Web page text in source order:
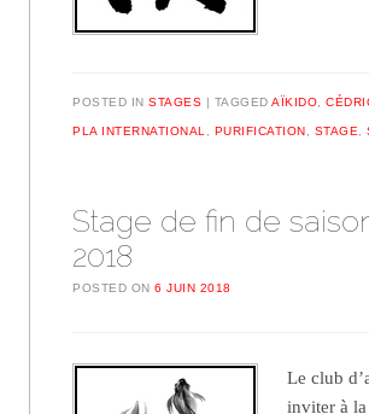
POSTED INSTAGES TAGGEDAÏKIDO ,
PLA INTERNATIONAL PURIFICATION STAGE ,
Stage de fin de
2018
POSTED ON6 JUIN 2018
Le club
inviter à